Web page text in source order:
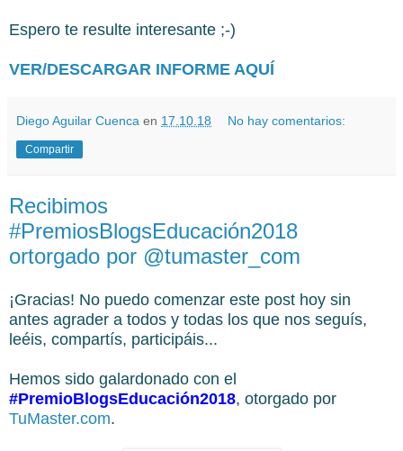
Espero te resulte interesante ;-)
VER/DESCARGAR INFORME AQUÍ
Diego Aguilar Cuenca en 17.10.18 No hay comentarios:
Compartir
Recibimos
#PremiosBlogsEducación2018
ortorgado por @tumaster_com
¡Gracias! No puedo comenzar este post hoy sin
antes agrader a todos y todas los que nos seguís,
leéis, compartís, participáis...
Hemos sido galardonado con el
#PremioBlogsEducación2018, otorgado por
TuMaster.com.